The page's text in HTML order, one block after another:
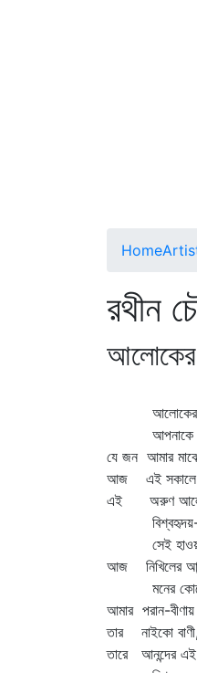
Home
রথীন
আলোকের
আলোকের এই
আপনাকে এই
যে জন আমার
আজ এই সকালে
এই অরুণ আলোর
বিশ্বহৃদয়-
সেই
আজ নিখিলের
মনের কোণের
আমার পরান-
তার নাইকো
তারে আনন্দের